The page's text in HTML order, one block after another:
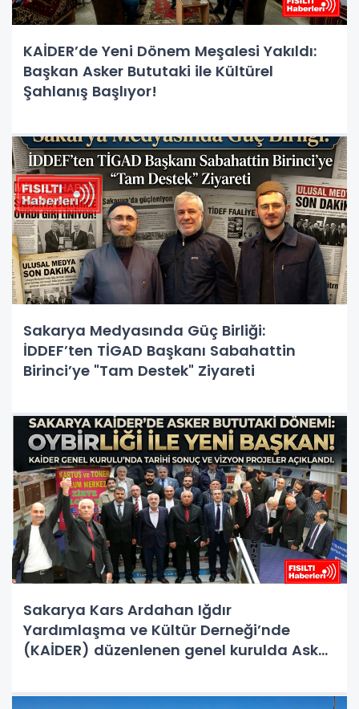
KAİDER’de Yeni Dönem Meşalesi Yakıldı:
Başkan Asker Bututaki ile Kültürel
Şahlanış Başlıyor!
Sakarya Medyasında Güç Birliği:
İDDEF’ten TİGAD Başkanı Sabahattin
Birinci’ye "Tam Destek" Ziyareti
Sakarya Kars Ardahan Iğdır
Yardımlaşma ve Kültür Derneği’nde
(KAİDER) düzenlenen genel kurulda Asker